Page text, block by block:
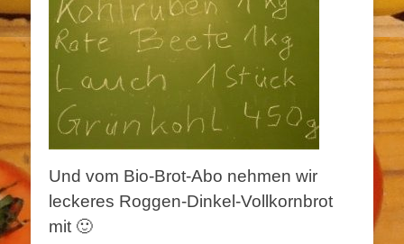
Und vom Bio-Brot-Abo nehmen wir
leckeres Roggen-Dinkel-Vollkornbrot
mit 🙂